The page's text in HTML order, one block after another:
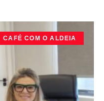
CAFÉ COM O ALDEIA